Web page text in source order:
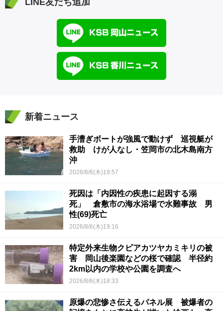
LINE友だち追加
新着ニュース
手漕ぎボートが強風で動けず 巡視艇が
救助 けが人なし・笠岡市の北木島南方
沖
2026/8/6(木)19:57
死因は「内因性の疾患に起因する溺
死」 倉敷市の海水浴場で水難事故 男
性(69)死亡
2026/8/6(木)19:16
特定外来生物クビアカツヤカミキリの被
害 岡山後楽園などの桜で確認 半径約
2km以内の学校や公園を調査へ
2026/8/6(木)18:33
原爆の悲惨さ伝えるパネル展 被爆者の